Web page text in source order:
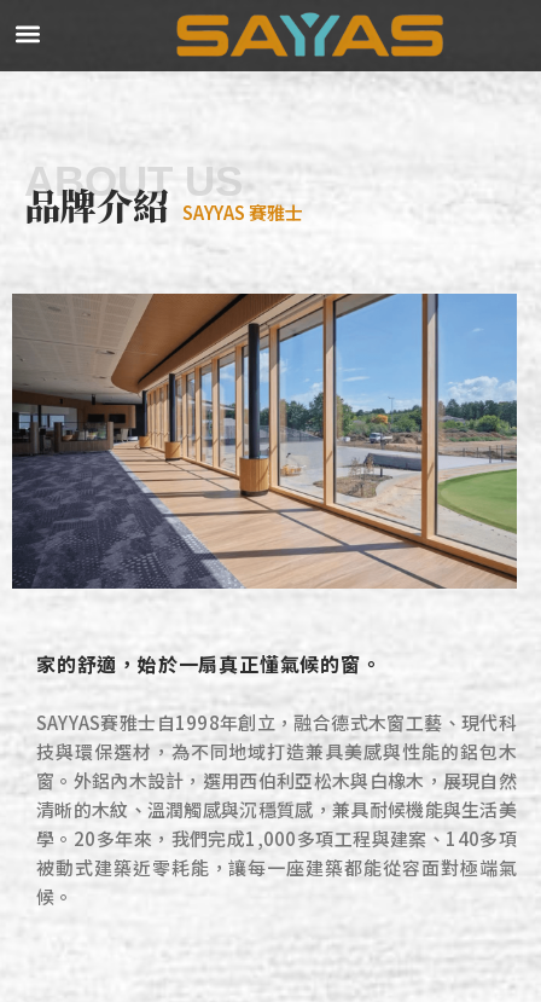
ABOUT US
品牌介紹 SAYYAS 賽雅士
家的舒適，始於一扇真正懂氣候的窗。
SAYYAS賽雅士自1998年創立，融合德式木窗工藝、現代科
技與環保選材，為不同地域打造兼具美感與性能的鋁包木
窗。外鋁內木設計，選用西伯利亞松木與白橡木，展現自然
清晰的木紋、溫潤觸感與沉穩質感，兼具耐候機能與生活美
學。20多年來，我們完成1,000多項工程與建案、140多項
被動式建築近零耗能，讓每一座建築都能從容面對極端氣
候。